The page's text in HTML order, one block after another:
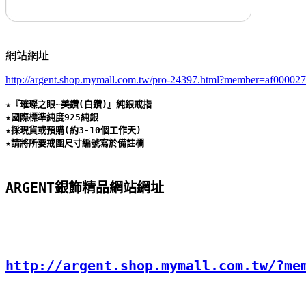
網站網址
http://argent.shop.mymall.com.tw/pro-
★『璀璨之眼~美鑽(白鑽)』純銀戒指
★國際標準純度925純銀
★採現貨或預購(約3-10個工作天)
★請將所要戒圍尺寸編號寫於備註欄
ARGENT銀飾精品網站網址
http://argent.shop.mymall.com.tw/